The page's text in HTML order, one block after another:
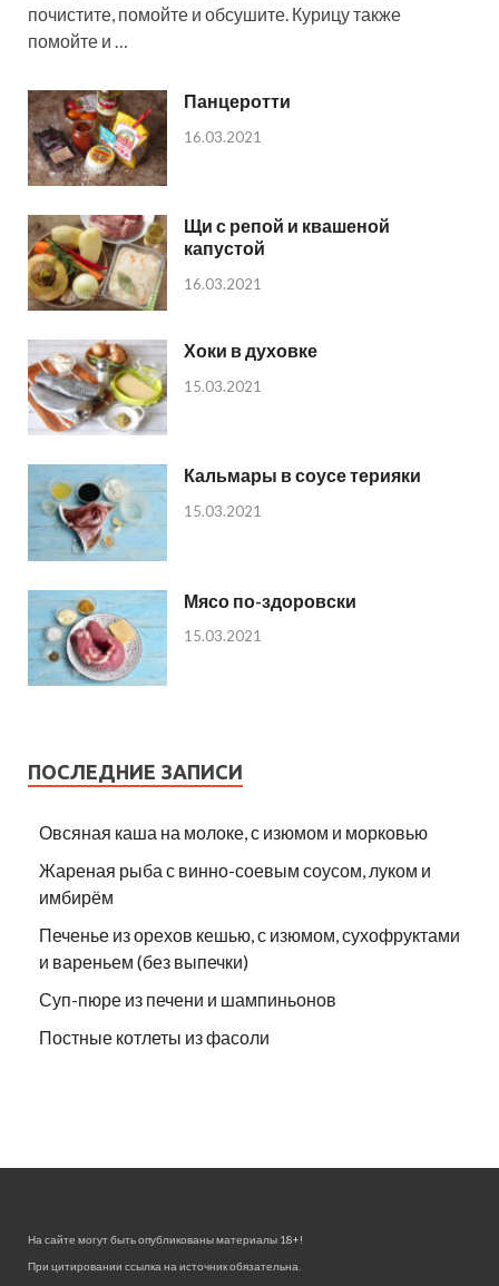
почистите, помойте и обсушите. Курицу также
помойте и …
Панцеротти
16.03.2021
Щи с репой и квашеной
капустой
16.03.2021
Хоки в духовке
15.03.2021
Кальмары в соусе терияки
15.03.2021
Мясо по-здоровски
15.03.2021
ПОСЛЕДНИЕ ЗАПИСИ
Овсяная каша на молоке, с изюмом и морковью
Жареная рыба с винно-соевым соусом, луком и
имбирём
Печенье из орехов кешью, с изюмом, сухофруктами
и вареньем (без выпечки)
Суп-пюре из печени и шампиньонов
Постные котлеты из фасоли
На сайте могут быть опубликованы материалы 18+!
При цитировании ссылка на источник обязательна.